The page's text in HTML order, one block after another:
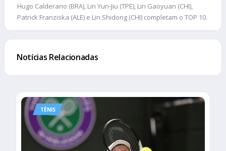
Hugo Calderano (BRA), Lin Yun-Jiu (TPE), Lin Gaoyuan (CHI),
Patrick Franziska (ALE) e Lin Shidong (CHI) completam o TOP 10.
Notícias Relacionadas
TÊNIS